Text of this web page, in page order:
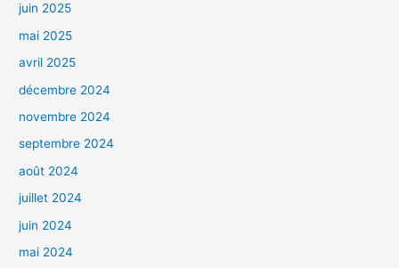
juin 2025
mai 2025
avril 2025
décembre 2024
novembre 2024
septembre 2024
août 2024
juillet 2024
juin 2024
mai 2024